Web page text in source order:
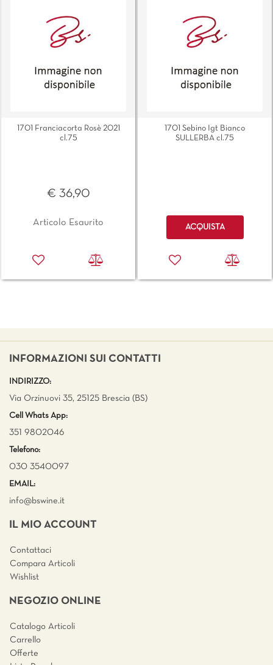
1701 Franciacorta Rosè 2021
cl.75
€ 36,90
Articolo Esaurito
1701 Sebino Igt Bianco
SULLERBA cl.75
Quantità
ACQUISTA
INFORMAZIONI SUI CONTATTI
INDIRIZZO:
Via Orzinuovi 35, 25125 Brescia (BS)
Cell Whats App:
351 9802046
Telefono:
030 3540097
EMAIL:
info@bswine.it
IL MIO ACCOUNT
Contattaci
Compara Articoli
Wishlist
NEGOZIO ONLINE
Catalogo Articoli
Carrello
Offerte